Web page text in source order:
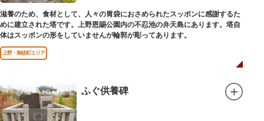
滋養のため、食材として、人々の胃袋におさめられたスッポンに感謝するた
めに建立された塔です。上野恩賜公園内の不忍池の弁天島にあります。塔自
体はスッポンの形をしていませんが輪郭が彫ってあります。
上野・御徒町エリア
ふぐ供養碑